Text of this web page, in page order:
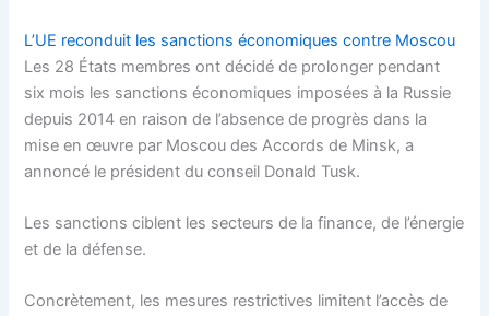
L’UE reconduit les sanctions économiques contre Moscou
Les 28 États membres ont décidé de prolonger pendant
six mois les sanctions économiques imposées à la Russie
depuis 2014 en raison de l’absence de progrès dans la
mise en œuvre par Moscou des Accords de Minsk, a
annoncé le président du conseil Donald Tusk.
Les sanctions ciblent les secteurs de la finance, de l’énergie
et de la défense.
Concrètement, les mesures restrictives limitent l’accès de